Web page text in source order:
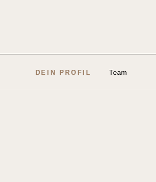
DEIN PROFIL Team